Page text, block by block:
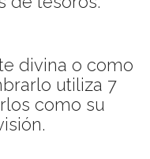
divina o como
utiliza 7
como su